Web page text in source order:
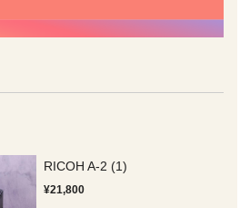
RICOH A-2 (1)
¥21,800